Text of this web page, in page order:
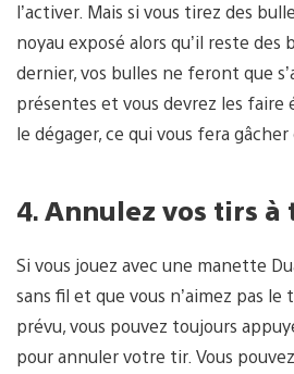
l’activer. Mais si vous tirez des
noyau exposé alors qu’il reste des
dernier, vos bulles ne feront que
présentes et vous devrez les faire
le dégager, ce qui vous fera gâcher
4.Annulez vos tirs
Si vous jouez avec une manette
sans fil et que vous n’aimez pas le
prévu, vous pouvez toujours
pour annuler votre tir. Vous